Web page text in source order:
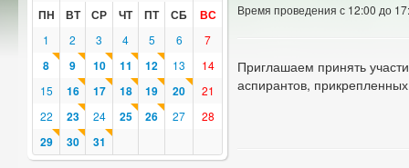
ПН ВТ СР ЧТ ПТ СБ ВС
1 2 3 4 5 6 7
8 9 10 11 12 13
14
15
16 17 18 19 20
21
22
23 24 25 26 27 28
29 30 31
Время проведения с 12:00 до
Приглашаем принять
аспирантов,